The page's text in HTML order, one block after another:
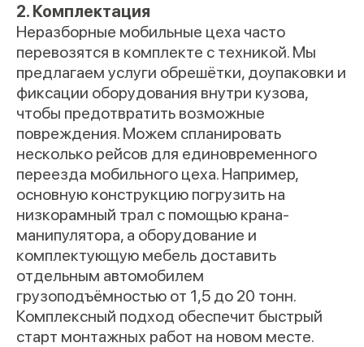
2. Комплектация
Неразборные мобильные цеха часто
перевозятся в комплекте с техникой. Мы
предлагаем услуги обрешётки, доупаковки и
фиксации оборудования внутри кузова,
чтобы предотвратить возможные
повреждения. Можем спланировать
несколько рейсов для единовременного
переезда мобильного цеха. Например,
основную конструкцию погрузить на
низкорамный трал с помощью крана-
манипулятора, а оборудование и
комплектующую мебель доставить
отдельным автомобилем
грузоподъёмностью от 1,5 до 20 тонн.
Комплексный подход обеспечит быстрый
старт монтажных работ на новом месте.